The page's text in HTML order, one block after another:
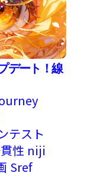
デート！線
テスト
性 niji
Sref